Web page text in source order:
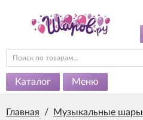
Каталог Меню
Главная / Музыкальные шары